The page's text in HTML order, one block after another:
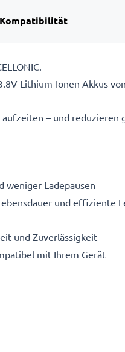
Kompatibilität
Lithium-Ionen Akkus von
– und reduzieren
weniger Ladepausen
und effiziente
und Zuverlässigkeit
mit Ihrem Gerät